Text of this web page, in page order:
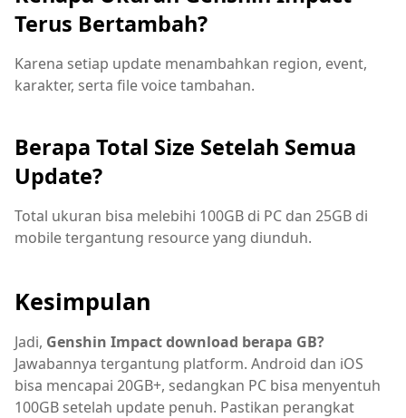
Terus Bertambah?
Karena setiap update menambahkan region, event,
karakter, serta file voice tambahan.
Berapa Total Size Setelah Semua
Update?
Total ukuran bisa melebihi 100GB di PC dan 25GB di
mobile tergantung resource yang diunduh.
Kesimpulan
Jadi, Genshin Impact download berapa GB?
Jawabannya tergantung platform. Android dan iOS
bisa mencapai 20GB+, sedangkan PC bisa menyentuh
100GB setelah update penuh. Pastikan perangkat